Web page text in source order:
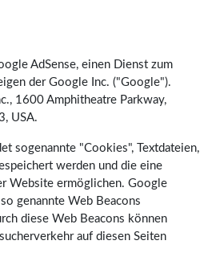
AdSense, einen Dienst zum
der Google Inc. ("Google").
1600 Amphitheatre Parkway,
USA.
sogenannte "Cookies", Textdateien,
werden und die eine
Website ermöglichen. Google
genannte Web Beacons
diese Web Beacons können
auf diesen Seiten